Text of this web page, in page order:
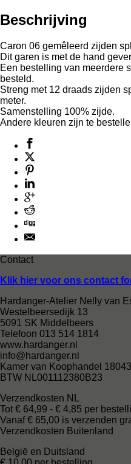
Beschrijving
Caron 06 gemêleerd zijden
Dit garen is met de hand
Een bestelling van meerdere
besteld.
Streng met 12 draads zijden
meter.
Samenstelling 100% zijde.
Andere kleuren zijn te
Contact
Klik hier voor ons contact
Hardanger-Atelier Nelly van
Westelbeersedijk 13
5091 SK Middelbeers
Telefoon 013 514 1814
www.hardanger.nl
info@hardanger.nl
Kamer van Koophandel
BTW NL001112380B23
Verzendkosten NL
Tot € 64,99 - € 4,85 per
Vanaf € 65,00 is verzenden
Verzendkosten Buitenland
België en Duitsland